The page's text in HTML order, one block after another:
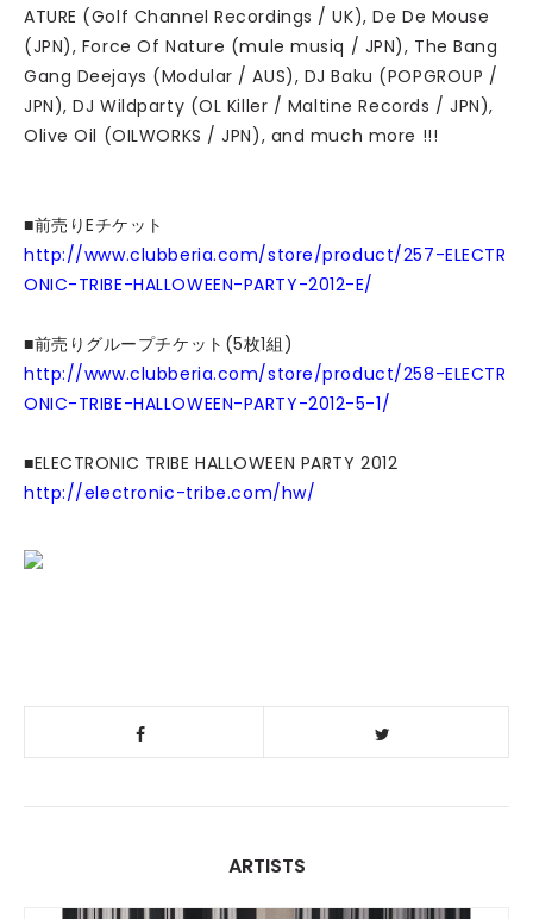
ATURE (Golf Channel Recordings / UK), De De Mouse
(JPN), Force Of Nature (mule musiq / JPN), The Bang
Gang Deejays (Modular / AUS), DJ Baku (POPGROUP /
JPN), DJ Wildparty (OL Killer / Maltine Records / JPN),
Olive Oil (OILWORKS / JPN), and much more !!!
■前売りEチケット
http://www.clubberia.com/store/product/257-ELECTR
ONIC-TRIBE-HALLOWEEN-PARTY-2012-E/
■前売りグループチケット(5枚1組)
http://www.clubberia.com/store/product/258-ELECTR
ONIC-TRIBE-HALLOWEEN-PARTY-2012-5-1/
■ELECTRONIC TRIBE HALLOWEEN PARTY 2012
http://electronic-tribe.com/hw/
ARTISTS